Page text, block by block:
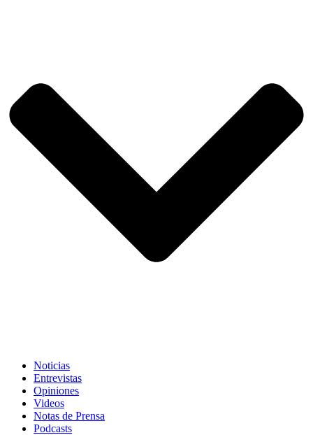
Noticias
Entrevistas
Opiniones
Videos
Notas de Prensa
Podcasts